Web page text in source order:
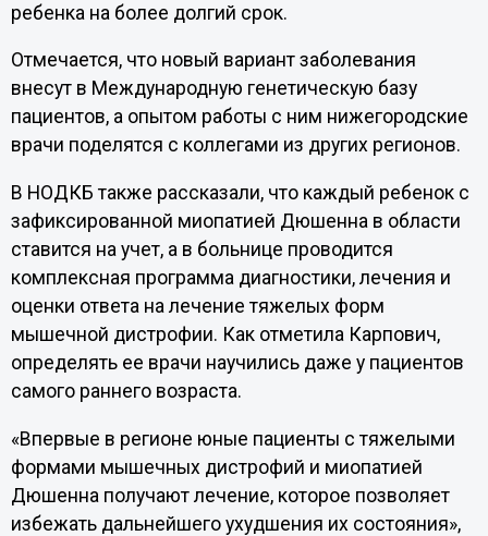
ребенка на более долгий срок.
Отмечается, что новый вариант заболевания
внесут в Международную генетическую базу
пациентов, а опытом работы с ним нижегородские
врачи поделятся с коллегами из других регионов.
В НОДКБ также рассказали, что каждый ребенок с
зафиксированной миопатией Дюшенна в области
ставится на учет, а в больнице проводится
комплексная программа диагностики, лечения и
оценки ответа на лечение тяжелых форм
мышечной дистрофии. Как отметила Карпович,
определять ее врачи научились даже у пациентов
самого раннего возраста.
«Впервые в регионе юные пациенты с тяжелыми
формами мышечных дистрофий и миопатией
Дюшенна получают лечение, которое позволяет
избежать дальнейшего ухудшения их состояния»,